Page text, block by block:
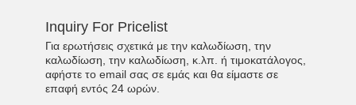
Inquiry For Pricelist
Για ερωτήσεις σχετικά με την καλωδίωση, την
καλωδίωση, την καλωδίωση, κ.λπ. ή τιμοκατάλογος,
αφήστε το email σας σε εμάς και θα είμαστε σε
επαφή εντός 24 ωρών.